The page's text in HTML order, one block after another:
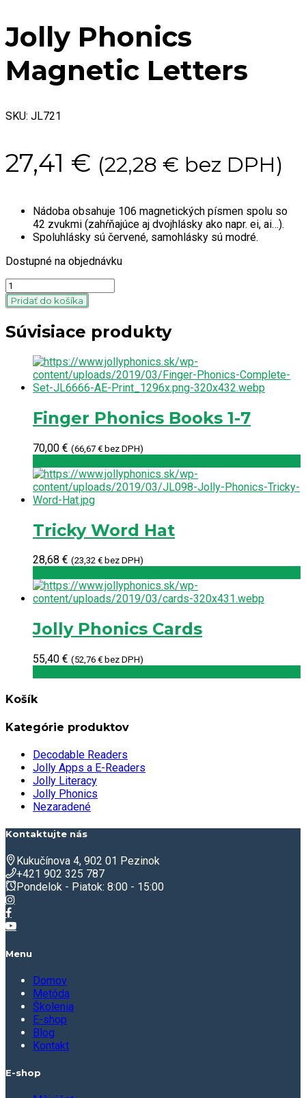
Jolly Phonics
Magnetic Letters
SKU: JL721
27,41 € (22,28 € bez DPH)
Nádoba obsahuje 106 magnetických písmen spolu so
42 zvukmi (zahŕňajúce aj dvojhlásky ako napr. ei, ai…).
Spoluhlásky sú červené, samohlásky sú modré.
Dostupné na objednávku
Quantity
Pridať do košíka
Súvisiace produkty
Finger Phonics Books 1-7
70,00 € (66,67 € bez DPH)
Tricky Word Hat
28,68 € (23,32 € bez DPH)
Jolly Phonics Cards
55,40 € (52,76 € bez DPH)
Košík
Kategórie produktov
Decodable Readers
Jolly Apps a E-Readers
Jolly Literacy
Jolly Phonics
Nezaradené
Kontaktujte nás
Kukučínova 4, 902 01 Pezinok
+421 902 325 787
Pondelok - Piatok: 8:00 - 15:00
Menu
Domov
Metóda
Školenia
E-shop
Blog
Kontakt
E-shop